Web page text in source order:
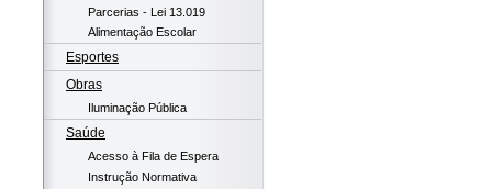
Parcerias - Lei 13.019
Alimentação Escolar
Esportes
Obras
Iluminação Pública
Saúde
Acesso à Fila de Espera
Instrução Normativa